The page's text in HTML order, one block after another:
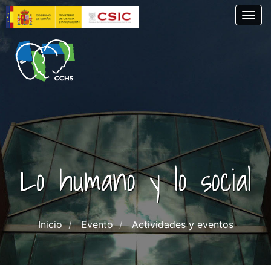
Skip
to
main
content
Lo humano y lo social
Inicio Evento Actividades y eventos